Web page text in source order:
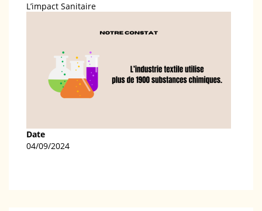
L’impact Sanitaire
Date
04/09/2024